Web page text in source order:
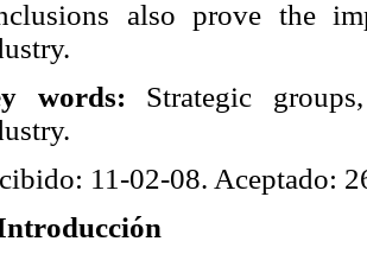
also prove the
words: Strategic
11-02-08. Aceptado: